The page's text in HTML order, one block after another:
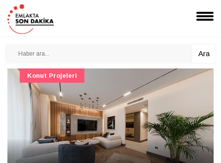
Ara
Konut Projeleri